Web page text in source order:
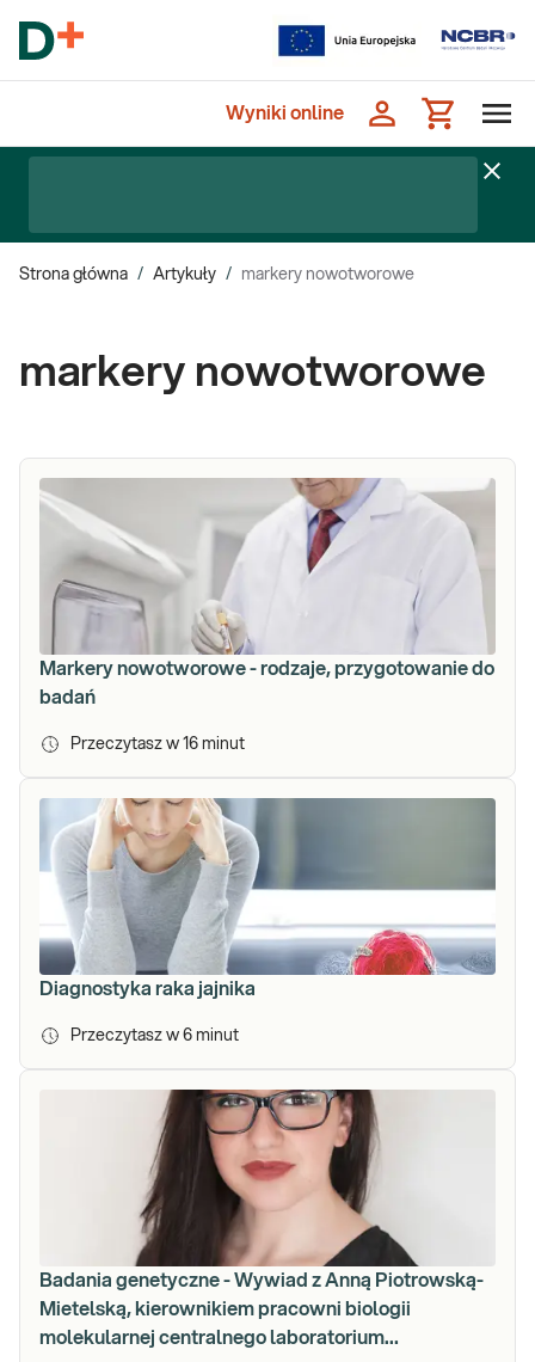
Wyniki online
Strona główna / Artykuły / markery nowotworowe
markery nowotworowe
Markery nowotworowe - rodzaje, przygotowanie do
badań
Przeczytasz w 16 minut
Diagnostyka raka jajnika
Przeczytasz w 6 minut
Badania genetyczne - Wywiad z Anną Piotrowską-
Mietelską, kierownikiem pracowni biologii
molekularnej centralnego laboratorium